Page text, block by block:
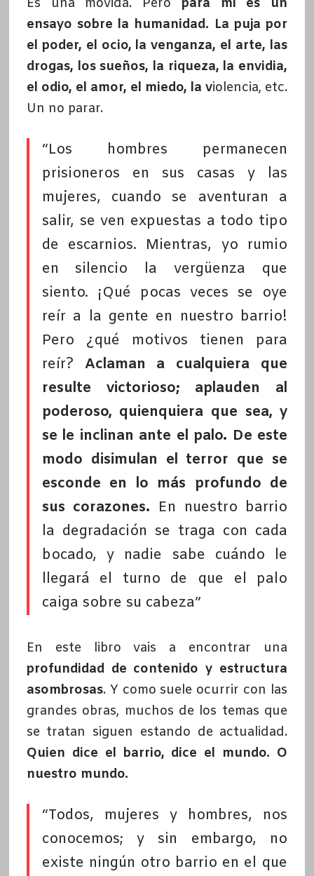
Es una movida. Pero para mí es un
ensayo sobre la humanidad. La puja por
el poder, el ocio, la venganza, el arte, las
drogas, los sueños, la riqueza, la envidia,
el odio, el amor, el miedo, la violencia, etc.
Un no parar.
“Los hombres permanecen
prisioneros en sus casas y las
mujeres, cuando se aventuran a
salir, se ven expuestas a todo tipo
de escarnios. Mientras, yo rumio
en silencio la vergüenza que
siento. ¡Qué pocas veces se oye
reír a la gente en nuestro barrio!
Pero ¿qué motivos tienen para
reír? Aclaman a cualquiera que
resulte victorioso; aplauden al
poderoso, quienquiera que sea, y
se le inclinan ante el palo. De este
modo disimulan el terror que se
esconde en lo más profundo de
sus corazones. En nuestro barrio
la degradación se traga con cada
bocado, y nadie sabe cuándo le
llegará el turno de que el palo
caiga sobre su cabeza”
En este libro vais a encontrar una
profundidad de contenido y estructura
asombrosas. Y como suele ocurrir con las
grandes obras, muchos de los temas que
se tratan siguen estando de actualidad.
Quien dice el barrio, dice el mundo. O
nuestro mundo.
“Todos, mujeres y hombres, nos
conocemos; y sin embargo, no
existe ningún otro barrio en el que